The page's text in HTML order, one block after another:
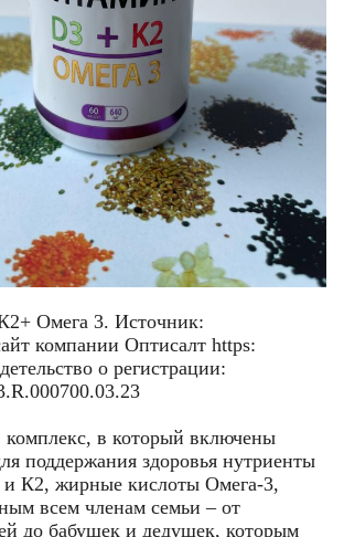
Омега 3. Источник:
компании Оптисалт https:
о регистрации:
комплекс, в который включены
поддержания здоровья нутриенты
К2, жирные кислоты Омега-3,
всем членам семьи – от
до бабушек и дедушек, которым